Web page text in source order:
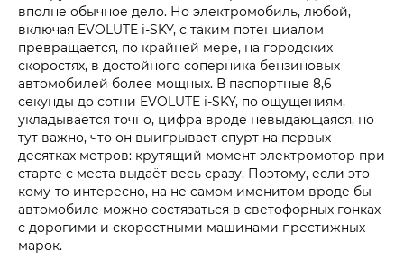
вполне обычное дело. Но электромобиль, любой,
включая EVOLUTE i‑SKY, с таким потенциалом
превращается, по крайней мере, на городских
скоростях, в достойного соперника бензиновых
автомобилей более мощных. В паспортные 8,6
секунды до сотни EVOLUTE i‑SKY, по ощущениям,
укладывается точно, цифра вроде невыдающаяся, но
тут важно, что он выигрывает спурт на первых
десятках метров: крутящий момент электромотор при
старте с места выдаёт весь сразу. Поэтому, если это
кому-то интересно, на не самом именитом вроде бы
автомобиле можно состязаться в светофорных гонках
с дорогими и скоростными машинами престижных
марок.